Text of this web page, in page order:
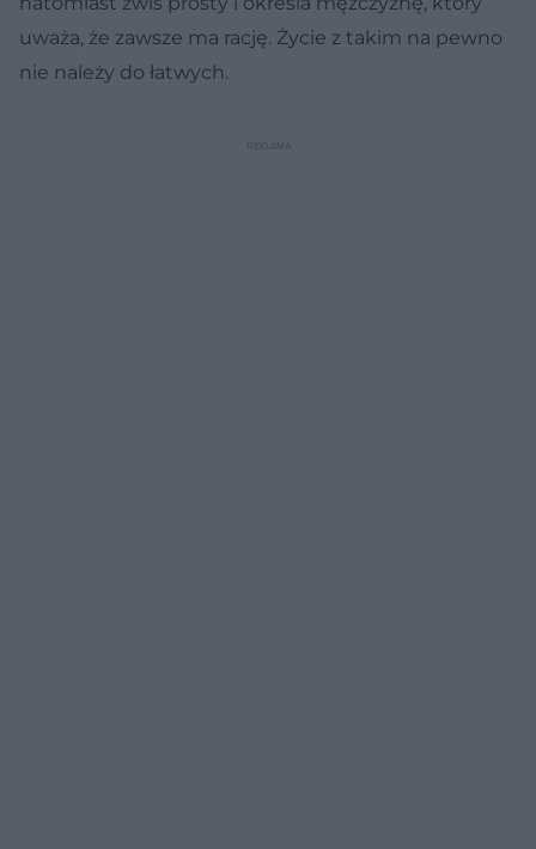
uważa, że zawsze ma rację. Życie z takim na pewno
nie należy do łatwych.